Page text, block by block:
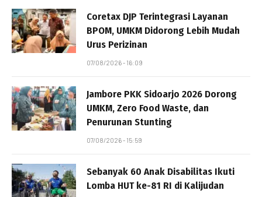
Coretax DJP Terintegrasi Layanan
BPOM, UMKM Didorong Lebih Mudah
Urus Perizinan
07/08/2026 - 16:09
Jambore PKK Sidoarjo 2026 Dorong
UMKM, Zero Food Waste, dan
Penurunan Stunting
07/08/2026 - 15:59
Sebanyak 60 Anak Disabilitas Ikuti
Lomba HUT ke-81 RI di Kalijudan